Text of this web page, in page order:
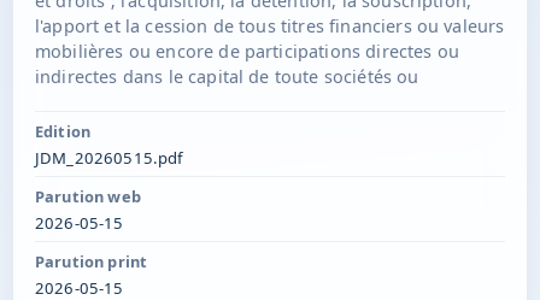
l'apport et la cession de tous titres financiers ou valeurs
mobilières ou encore de participations directes ou
indirectes dans le capital de toute sociétés ou
constituer ; la gestion desdits titres financiers, valeurs
mobilières, participations directes ou indirectes, droits
acte lié directement ou indirectement à la gestion de
son patrimoine ; toutes prestations de services en
matière commerciale, administrative, financière ou
autres ; Président : Thomas POMARES, 135 RTE DE
Edition
JDM_20260515.pdf
Parution web
2026-05-15
Parution print
2026-05-15